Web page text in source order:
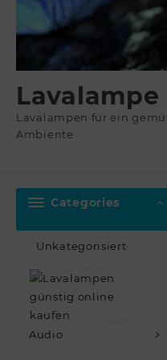
Lavalampe
Lavalampen für ein
Ambiente
Categories
Unkategorisiert
Audio